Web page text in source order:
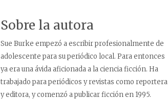
Sobre la autora
Sue Burke empezó a escribir profesionalmente de
adolescente para su periódico local. Para entonces
ya era una ávida aficionada a la ciencia ficción. Ha
trabajado para periódicos y revistas como reportera
y editora, y comenzó a publicar ficción en 1995.